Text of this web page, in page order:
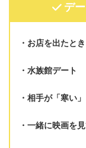
デ
お店を出たとき
水族館デート
相手が「寒い
一緒に映画を